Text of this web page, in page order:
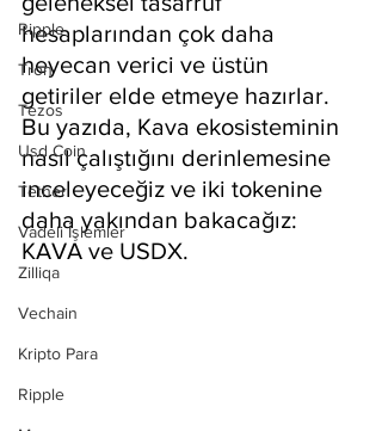
Ripple
Tron
Tezos
Usd Coin
Tether
Vadeli İşlemler
Zilliqa
Vechain
Kripto Para
Ripple
hesaplarından çok daha
heyecan verici ve üstün
getiriler elde etmeye hazırlar.
Bu yazıda, Kava ekosisteminin
nasıl çalıştığını derinlemesine
inceleyeceğiz ve iki tokenine
daha yakından bakacağız:
KAVA ve USDX.